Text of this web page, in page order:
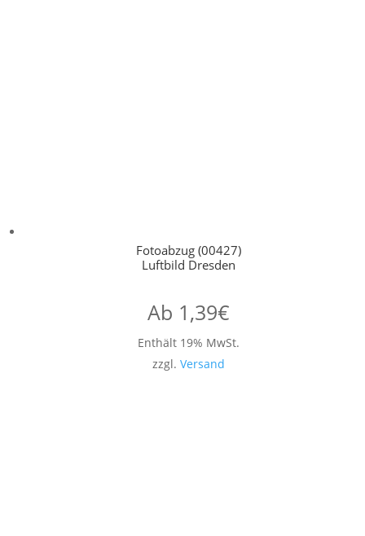
Fotoabzug (00427)
Luftbild Dresden
Ab 1,39€
Enthält 19% MwSt.
zzgl. Versand